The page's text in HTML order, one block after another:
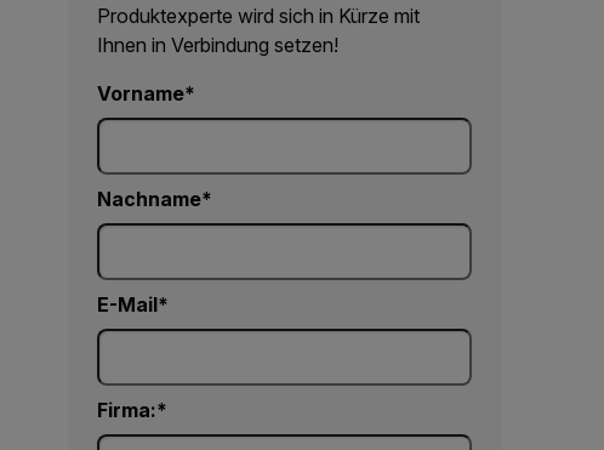
Produktexperte wird sich in Kürze mit
Ihnen in Verbindung setzen!
Vorname
Nachname
E-Mail
Firma: